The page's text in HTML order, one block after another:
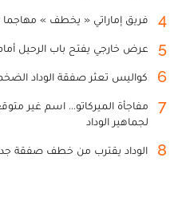
4 فريق إماراتي « يخطف » مهاجما
5 عرض خارجي يفتح باب الرحيل
6 كواليس تعثر صفقة الوداد
7
مفاجأة الميركاتو... اسم غير
لجماهير الوداد
8 الوداد يقترب من خطف صفقة